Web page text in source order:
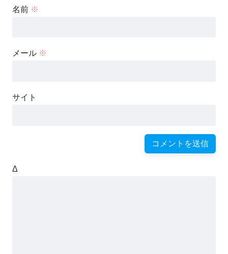
名前 ※
メール ※
サイト
Δ